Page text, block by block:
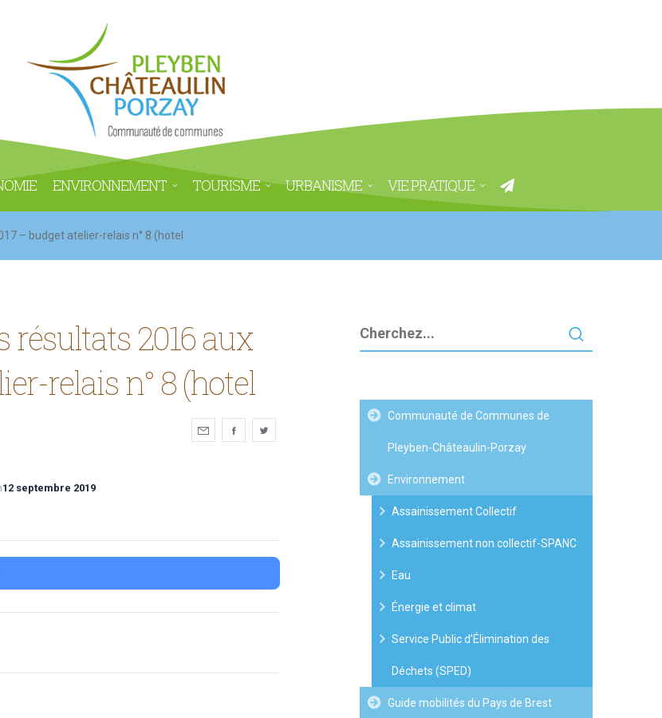
ENVIRONNEMENT TOURISME URBANISME VIE PRATIQUE
– budget atelier-relais n° 8 (hotel
résultats 2016 aux
relais n° 8 (hotel
12 septembre 2019
Communauté de Communes de
Pleyben-Châteaulin-Porzay
Environnement
Assainissement Collectif
Assainissement non collectif-SPANC
Eau
Énergie et climat
Service Public d’Élimination des
Déchets (SPED)
Guide mobilités du Pays de Brest